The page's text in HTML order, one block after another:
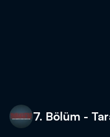
7. Bölüm -